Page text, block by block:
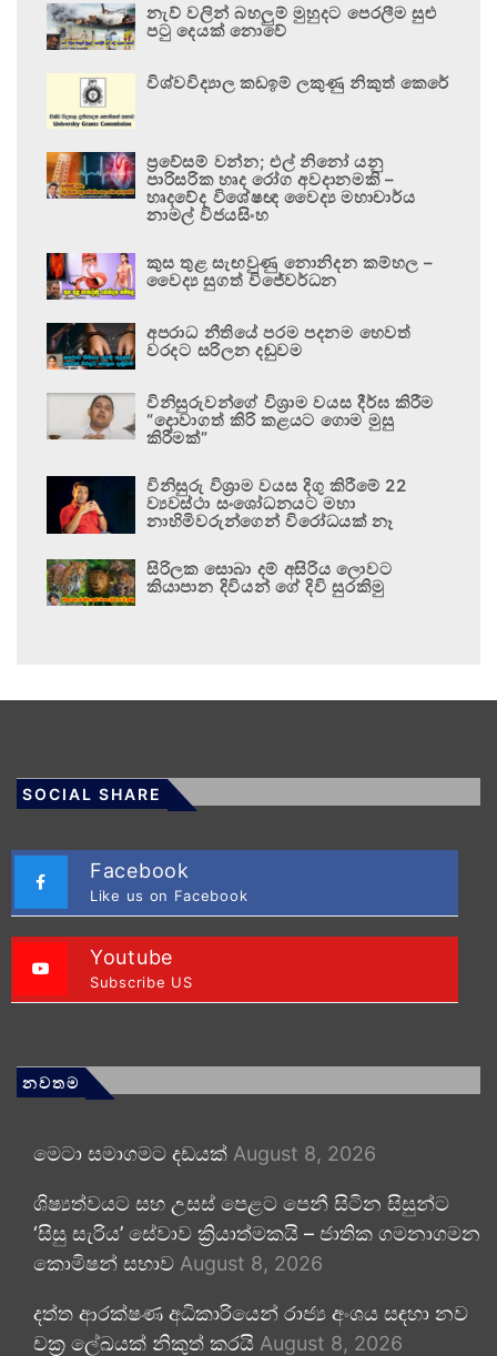
නැව් වලින් බහලුම් මුහුදට පෙරලීම සුළු
පටු දෙයක් නොවේ
විශ්වවිද්‍යාල කඩඉම් ලකුණු නිකුත් කෙරේ
ප්‍රවේසම් වන්න; එල් නිනෝ යනු
පාරිසරික හෘද රෝග අවදානමකි –
හෘදවේද විශේෂඥ වෛද්‍ය මහාචාර්ය
නාමල් විජයසිංහ
කුස තුළ සැඟවුණු නොනිදන කම්හල –
වෛද්‍ය සුගත් විජේවර්ධන
අපරාධ නීතියේ පරම පදනම හෙවත්
වරදට සරිලන දඬුවම
විනිසුරුවන්ගේ විශ්‍රාම වයස දීර්ඝ කිරීම
“දොවාගත් කිරි කළයට ගොම මුසු
කිරීමක්”
විනිසුරු විශ්‍රාම වයස දිගු කිරීමේ 22
ව්‍යවස්ථා සංශෝධනයට මහා
නාහිමිවරුන්ගෙන් විරෝධයක් නෑ
සිරිලක සොබා දම් අසිරිය ලොවට
කියාපාන දිවියන් ගේ දිවි සුරකිමු
SOCIAL SHARE
Facebook
Like us on Facebook
Youtube
Subscribe US
නවතම
මෙටා සමාගමට දඩයක් August 8, 2026
ශිෂ්‍යත්වයට සහ උසස් පෙළට පෙනී සිටින සිසුන්ට
‘සිසු සැරිය’ සේවාව ක්‍රියාත්මකයි – ජාතික ගමනාගමන
කොමිෂන් සභාව August 8, 2026
දත්ත ආරක්ෂණ අධිකාරියෙන් රාජ්‍ය අංශය සඳහා නව
චක්‍ර ලේඛයක් නිකුත් කරයි August 8, 2026